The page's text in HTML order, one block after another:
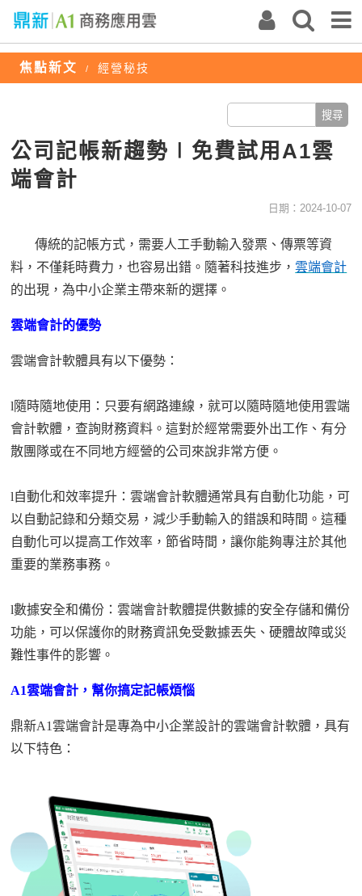
焦點新文 / 經營秘技
公司記帳新趨勢∣免費試用A1雲
端會計
日期：2024-10-07
傳統的記帳方式，需要人工手動輸入發票、傳票等資
料，不僅耗時費力，也容易出錯。隨著科技進步，雲端會計
的出現，為中小企業主帶來新的選擇。
雲端會計的優勢
雲端會計軟體具有以下優勢：
l隨時隨地使用：只要有網路連線，就可以隨時隨地使用雲端
會計軟體，查詢財務資料。這對於經常需要外出工作、有分
散團隊或在不同地方經營的公司來說非常方便。
l自動化和效率提升：雲端會計軟體通常具有自動化功能，可
以自動記錄和分類交易，減少手動輸入的錯誤和時間。這種
自動化可以提高工作效率，節省時間，讓你能夠專注於其他
重要的業務事務。
l數據安全和備份：雲端會計軟體提供數據的安全存儲和備份
功能，可以保護你的財務資訊免受數據丟失、硬體故障或災
難性事件的影響。
A1雲端會計，幫你搞定記帳煩惱
鼎新A1雲端會計是專為中小企業設計的雲端會計軟體，具有
以下特色：